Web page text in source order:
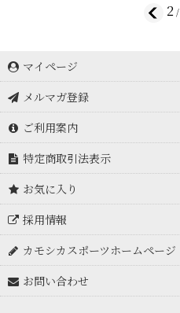
2/
マイページ
メルマガ登録
ご利用案内
特定商取引法表示
お気に入り
採用情報
カモシカスポーツホームページ
お問い合わせ